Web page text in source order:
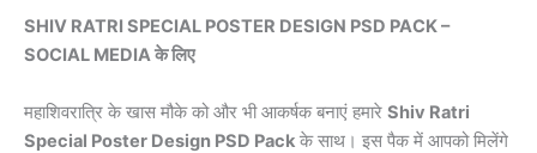
quantity
SHIV RATRI SPECIAL POSTER DESIGN PSD PACK –
SOCIAL MEDIA के लिए
महाशिवरात्रि के खास मौके को और भी आकर्षक बनाएं हमारे Shiv Ratri
Special Poster Design PSD Pack के साथ। इस पैक में आपको मिलेंगे